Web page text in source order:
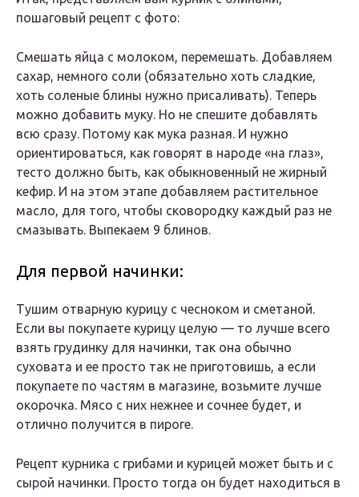
пошаговый рецепт с фото:
Смешать яйца с молоком, перемешать. Добавляем
сахар, немного соли (обязательно хоть сладкие,
хоть соленые блины нужно присаливать). Теперь
можно добавить муку. Но не спешите добавлять
всю сразу. Потому как мука разная. И нужно
ориентироваться, как говорят в народе «на глаз»,
тесто должно быть, как обыкновенный не жирный
кефир. И на этом этапе добавляем растительное
масло, для того, чтобы сковородку каждый раз не
смазывать. Выпекаем 9 блинов.
Для первой начинки:
Тушим отварную курицу с чесноком и сметаной.
Если вы покупаете курицу целую — то лучше всего
взять грудинку для начинки, так она обычно
суховата и ее просто так не приготовишь, а если
покупаете по частям в магазине, возьмите лучше
окорочка. Мясо с них нежнее и сочнее будет, и
отлично получится в пироге.
Рецепт курника с грибами и курицей может быть и с
сырой начинки. Просто тогда он будет находиться в